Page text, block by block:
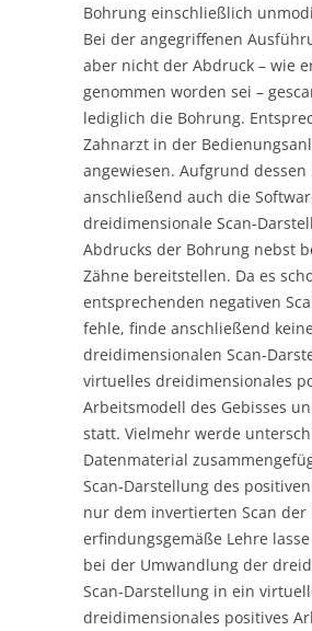
Bohrung einschließlich
Bei der angegriffenen
aber nicht der Abdruck – wie
genommen worden sei –
lediglich die Bohrung.
Zahnarzt in der
angewiesen. Aufgrund dessen
anschließend auch die
dreidimensionale Scan-
Abdrucks der Bohrung nebst
Zähne bereitstellen. Da es
entsprechenden negativen
fehle, finde anschließend
dreidimensionalen Scan-
virtuelles dreidimensionales
Arbeitsmodell des Gebisses
statt. Vielmehr werde
Datenmaterial
Scan-Darstellung des
nur dem invertierten Scan der
erfindungsgemäße Lehre
bei der Umwandlung der
Scan-Darstellung in ein
dreidimensionales positives